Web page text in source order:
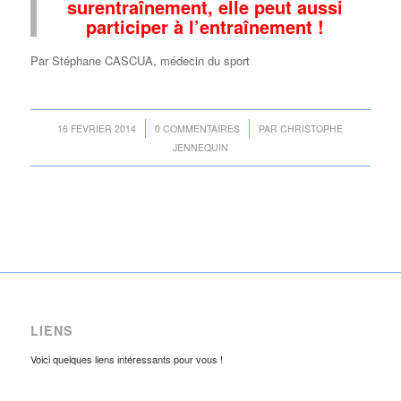
surentraînement, elle peut aussi
participer à l’entraînement !
Par Stéphane CASCUA, médecin du sport
16 FÉVRIER 2014
/ 0 COMMENTAIRES
/ PARCHRISTOPHE
JENNEQUIN
LIENS
Voici quelques liens intéressants pour vous !